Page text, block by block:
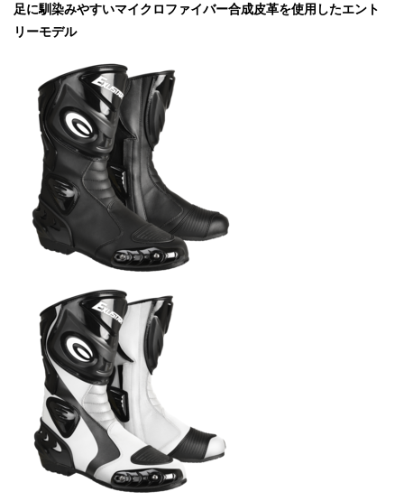
足に馴染みやすいマイクロファイバー合成皮革を使用したエント
リーモデル